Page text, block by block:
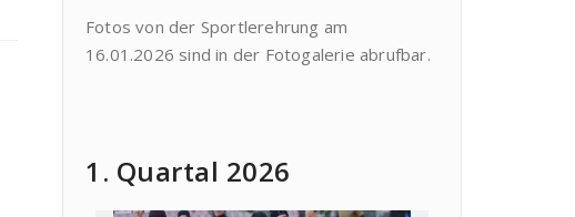
Fotos von der Sportlerehrung am
16.01.2026 sind in der Fotogalerie abrufbar.
1. Quartal 2026